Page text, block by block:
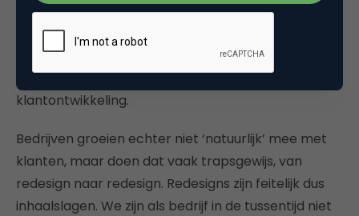
Een klant ontwikkelt zich immers online. Hij leert om
te gaan met nieuwe manieren van navigeren, het
gebruiken van tools en nieuwe functionaliteiten. Als
bedrijf dien je mee te groeien met deze
klantontwikkeling.
Bedrijven groeien echter niet ‘natuurlijk’ mee met
klanten, maar doen dat vaak trapsgewijs, van
redesign naar redesign. Redesigns zijn feitelijk dus
inhaalslagen. We zijn als bedrijf in de tussentijd niet